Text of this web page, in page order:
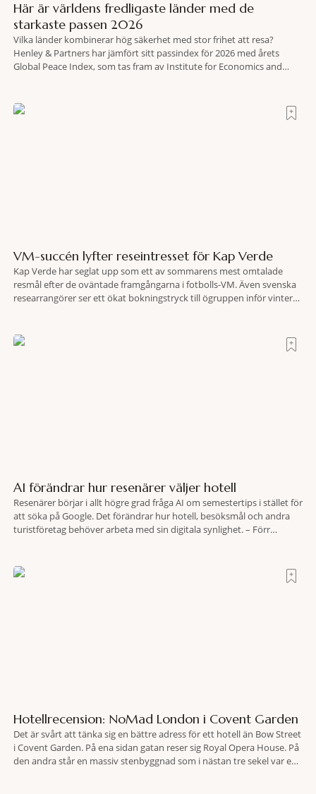
Här är världens fredligaste länder med de
starkaste passen 2026
Vilka länder kombinerar hög säkerhet med stor frihet att resa?
Henley & Partners har jämfört sitt passindex för 2026 med årets
Global Peace Index, som tas fram av Institute for Economics and
VM-succén lyfter reseintresset för Kap Verde
Kap Verde har seglat upp som ett av sommarens mest omtalade
resmål efter de oväntade framgångarna i fotbolls-VM. Även svenska
researrangörer ser ett ökat bokningstryck till ögruppen inför vintern.
motsvarande vecka i
AI förändrar hur resenärer väljer hotell
Resenärer börjar i allt högre grad fråga AI om semestertips i stället för
att söka på Google. Det förändrar hur hotell, besöksmål och andra
turistföretag behöver arbeta med sin digitala synlighet. – Förr
Hotellrecension: NoMad London i Covent Garden
Det är svårt att tänka sig en bättre adress för ett hotell än Bow Street
i Covent Garden. På ena sidan gatan reser sig Royal Opera House. På
den andra står en massiv stenbyggnad som i nästan tre sekel var en